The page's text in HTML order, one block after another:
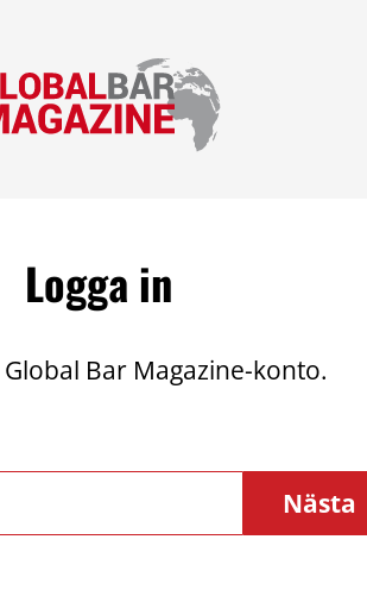
Logga in
Bar Magazine-konto.
Nästa